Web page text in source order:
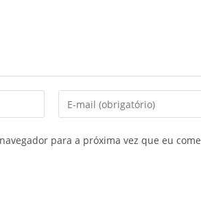
para a próxima vez que eu